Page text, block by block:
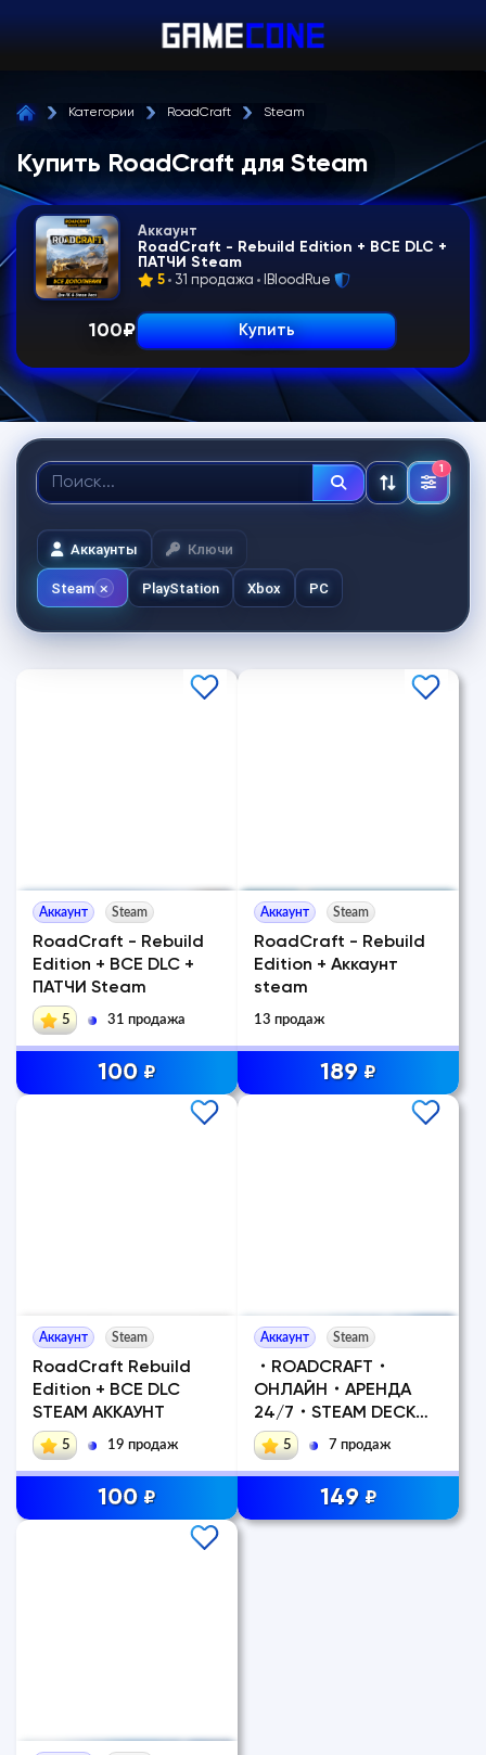
Категории RoadCraft Steam
Купить RoadCraft для Steam
Аккаунт
RoadCraft - Rebuild Edition + ВСЕ DLC +
ПАТЧИ Steam
5 31 продажа IBloodRue
100₽ Купить
1
Аккаунты Ключи
Steam PlayStation Xbox PC
Аккаунт Steam
RoadCraft - Rebuild
Edition + ВСЕ DLC +
ПАТЧИ Steam
5 31 продажа
100 ₽
Аккаунт Steam
RoadCraft - Rebuild
Edition + Аккаунт
steam
13 продаж
189 ₽
Аккаунт Steam
RoadCraft Rebuild
Edition + ВСЕ DLC
STEAM АККАУНТ
5 19 продаж
100 ₽
Аккаунт Steam
・ROADCRAFT・
ОНЛАЙН・АРЕНДА
24/7・STEAM DECK・
GFN・
5 7 продаж
149 ₽